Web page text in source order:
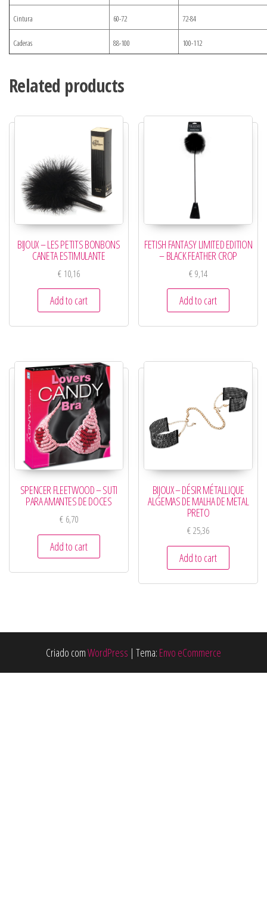
Cintura 60-72 72-84
Caderas 88-100 100-112
Related products
BIJOUX – LES PETITS BONBONS
CANETA ESTIMULANTE
€10,16
Add to cart
FETISH FANTASY LIMITED EDITION
– BLACK FEATHER CROP
€9,14
Add to cart
SPENCER FLEETWOOD – SUTI
PARA AMANTES DE DOCES
€6,70
Add to cart
BIJOUX – DÉSIR MÉTALLIQUE
ALGEMAS DE MALHA DE METAL
PRETO
€25,36
Add to cart
Criado comWordPress | Tema: Envo eCommerce